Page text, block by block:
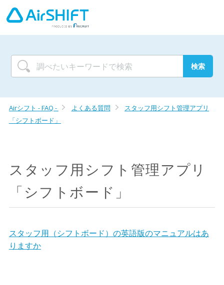
Airシフト - FAQ - よくある質問
スタッフ用シフト管理アプリ
「シフトボード」
スタッフ用シフト管理アプリ
「シフトボード」
スタッフ用（シフトボード）の英語版のマニュアルはあ
りますか